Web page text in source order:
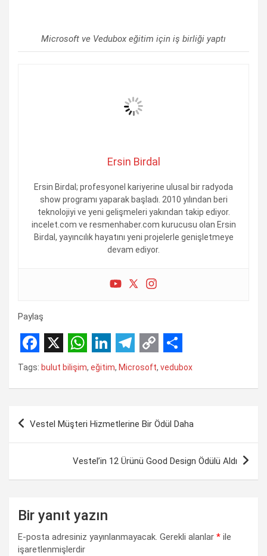
Microsoft ve Vedubox eğitim için iş birliği yaptı
Ersin Birdal
Ersin Birdal; profesyonel kariyerine ulusal bir radyoda
show programı yaparak başladı. 2010 yılından beri
teknolojiyi ve yeni gelişmeleri yakından takip ediyor.
incelet.com ve resmenhaber.com kurucusu olan Ersin
Birdal, yayıncılık hayatını yeni projelerle genişletmeye
devam ediyor.
Paylaş
F
e
b
o
X W
t
s
A
p
L
k
e
d
I
T
e
g
r
a
C
y
L
i
n
S
r
e
Tags: bulut bilişim, eğitim, Microsoft, vedubox
Yazı
gezinmesi
Vestel Müşteri Hizmetlerine Bir Ödül Daha
Vestel’in 12 Ürünü Good Design Ödülü Aldı
Bir yanıt yazın
E-posta adresiniz yayınlanmayacak. Gerekli alanlar * ile
işaretlenmişlerdir